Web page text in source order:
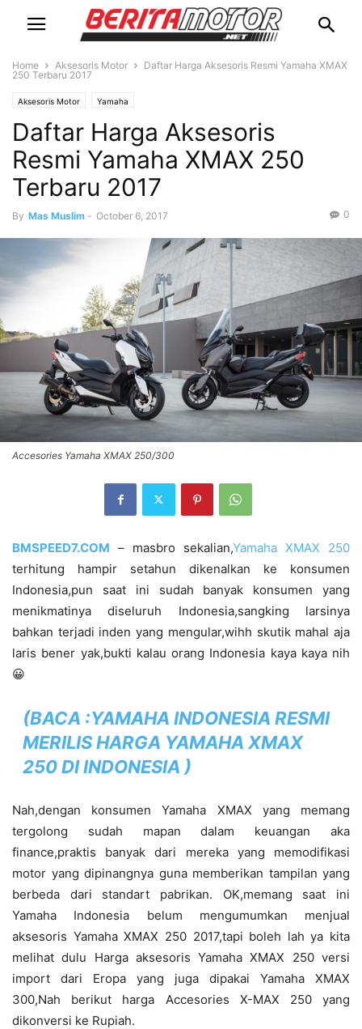
Home Aksesoris Motor
Daftar Harga Aksesoris Resmi Yamaha XMAX
250 Terbaru 2017
Aksesoris Motor Yamaha
Daftar Harga Aksesoris
Resmi Yamaha XMAX 250
Terbaru 2017
By Mas Muslim - October 6, 2017 0
Accesories Yamaha XMAX 250/300
BMSPEED7.COM – masbro sekalian,Yamaha XMAX 250
terhitung hampir setahun dikenalkan ke konsumen
Indonesia,pun saat ini sudah banyak konsumen yang
menikmatinya diseluruh Indonesia,sangking larsinya
bahkan terjadi inden yang mengular,wihh skutik mahal aja
laris bener yak,bukti kalau orang Indonesia kaya kaya nih
😀
(BACA :YAMAHA INDONESIA RESMI
MERILIS HARGA YAMAHA XMAX
250 DI INDONESIA )
Nah,dengan konsumen Yamaha XMAX yang memang
tergolong sudah mapan dalam keuangan aka
finance,praktis banyak dari mereka yang memodifikasi
motor yang dipinangnya guna memberikan tampilan yang
berbeda dari standart pabrikan. OK,memang saat ini
Yamaha Indonesia belum mengumumkan menjual
aksesoris Yamaha XMAX 250 2017,tapi boleh lah ya kita
melihat dulu Harga aksesoris Yamaha XMAX 250 versi
import dari Eropa yang juga dipakai Yamaha XMAX
300,Nah berikut harga Accesories X-MAX 250 yang
dikonversi ke Rupiah.